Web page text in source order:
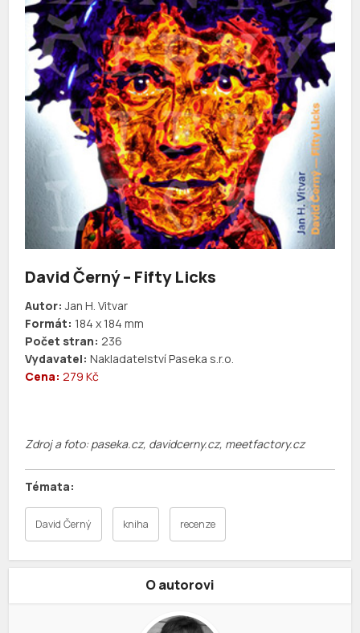
David Černý – Fifty Licks
Autor: Jan H. Vitvar
Formát: 184 x 184 mm
Počet stran: 236
Vydavatel: Nakladatelství Paseka s.r.o.
Cena: 279 Kč
Zdroj a foto: paseka.cz, davidcerny.cz, meetfactory.cz
David Černý kniha recenze
O autorovi